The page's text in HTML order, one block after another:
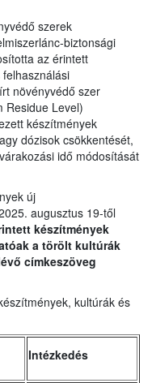
szerek
biztonsági
az érintett
növényvédő szer
Residue Level)
készítmények
dózisok csökkentését,
idő módosítását
új
augusztus 19-től
készítmények
a törölt kultúrák
címkeszöveg
kultúrák és
Intézkedés